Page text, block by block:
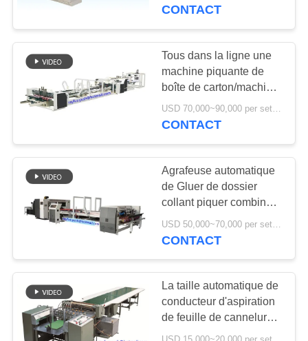
CONTRÔLE
DE
QUALITÉ
CONTACTEZ-
NOUS
NOUVELLES
DEMANDEZ
CITATION
PLAN
Machine piquante
de boîte de carton
13
machine de gluer de
dossier de carton
14
hélicoïdal industrielle
CONTACT
Tous dans la ligne une
machine piquante de
boîte de carton/machine
automatique de Gluer de
dossier
USD 70,000~90,000 per set MOQ:1 ensemble
CONTACT
Agrafeuse automatique
de Gluer de dossier
collant piquer combiné
dans une fabrication de
cartons de carton
CONTACT
La taille automatique de
conducteur d'aspiration
de feuille de cannelure
de machine de papier de